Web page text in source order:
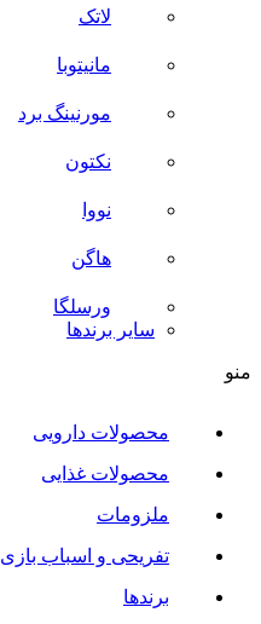
لاتک
مانیتوبا
مورنینگ برد
نکتون
نووا
هاگن
ورسلگا
سایر برند‌ها
منو
محصولات دارویی
محصولات غذایی
ملزومات
تفریحی و اسباب بازی
برندها